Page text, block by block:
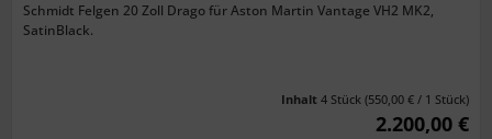
Schmidt Felgen 20 Zoll Drago für Aston Martin Vantage VH2 MK2,
SatinBlack.
Inhalt 4 Stück (550,00 € / 1 Stück)
2.200,00 €